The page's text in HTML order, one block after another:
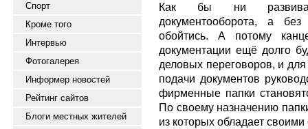
Спорт
Кроме того
Интервью
Фотогалерея
Информер новостей
Рейтинг сайтов
Блоги местных жителей
Как бы ни
документооборота, а
обойтись. А потому
документации ещё долго
деловых переговоров, и
подачи документов
фирменные папки
По своему назначению
из которых обладает